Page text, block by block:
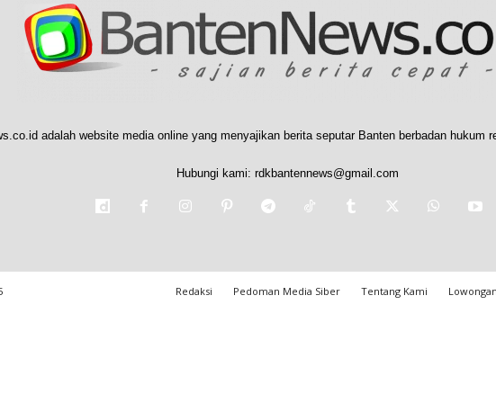
adalah website media online yang menyajikan berita seputar Banten berbadan hukum
Hubungi kami: rdkbantennews@gmail.com
Redaksi Pedoman Media Siber Tentang Kami